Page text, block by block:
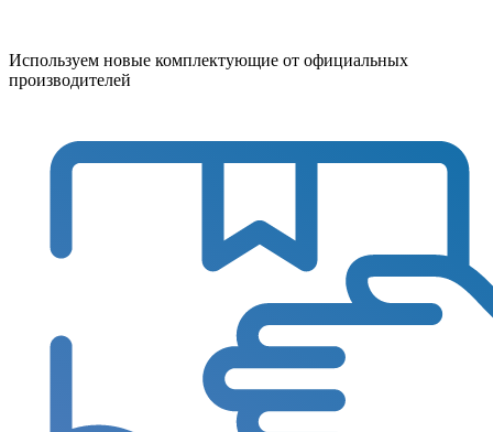
Используем новые комплектующие от официальных
производителей